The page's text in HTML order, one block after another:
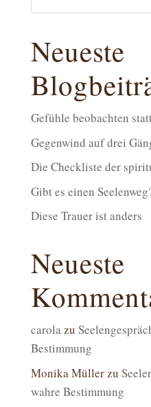
Neueste
Gefühle beobachten
Gegenwind auf drei
Die Checkliste der
Gibt es einen
Diese Trauer ist anders
Neueste
carolazu
Bestimmung
Monika Müllerzu
wahre Bestimmung